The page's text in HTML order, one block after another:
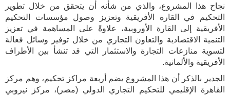
نجاح هذا المشروع، والذي من شأنه أن يتحقق من خلال تطوير
التحكيم في القارة الأفريقية وتعزيز وصول مؤسسات التحكيم
الأفريقية إلى القارة الأوروبية، علاوةً على المساهمة في تعزيز
التنمية الاقتصادية والتعاون التجاري من خلال توفير وسائل فعالة
لتسوية منازعات التجارة والاستثمار التي قد تنشأ بين الأطراف
الأفريقية والألمانية.
الجدير بالذكر أن هذا المشروع يضم أربعة مراكز تحكيم، وهم مركز
القاهرة الإقليمي للتحكيم التجاري الدولي (مصر)، مركز نيروبي